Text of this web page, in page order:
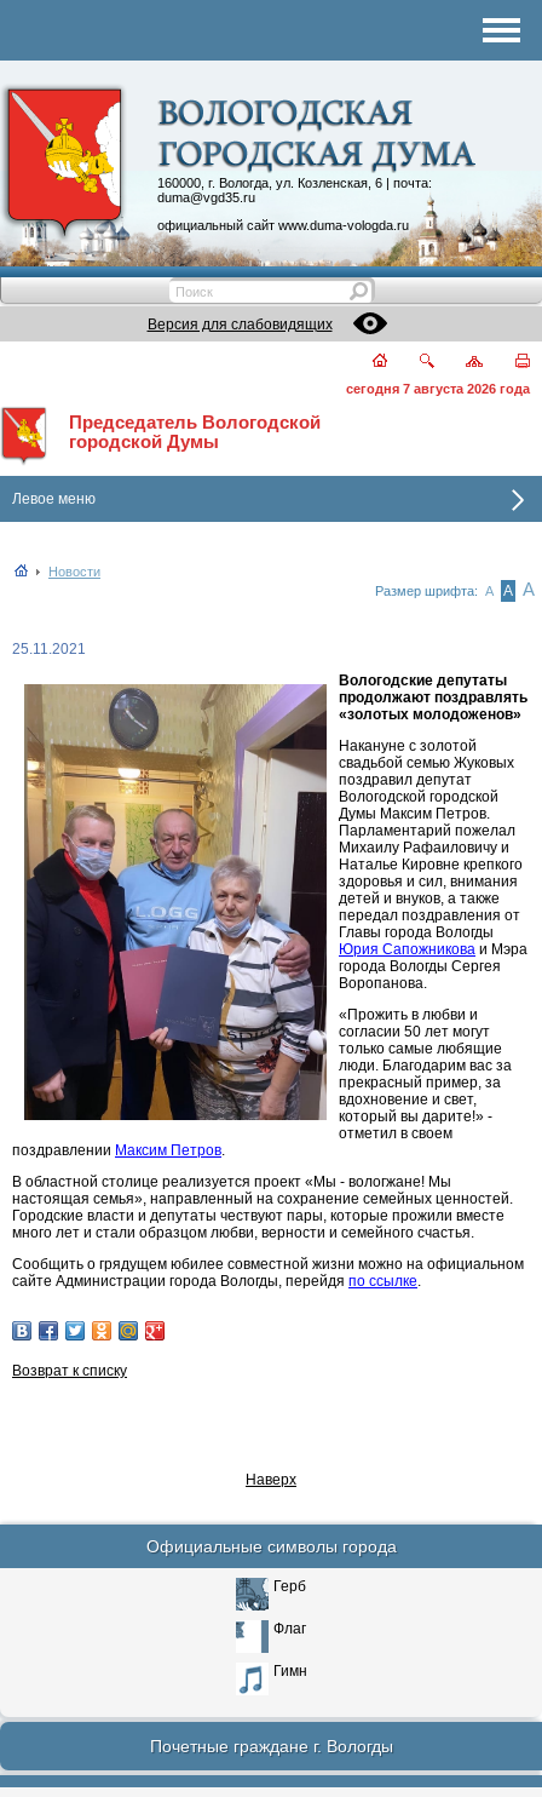
160000, г. Вологда, ул. Козленская, 6 | почта:
duma@vgd35.ru
официальный сайт www.duma-vologda.ru
Контакты
Депутатские объединения
Версия для слабовидящих
сегодня 7 августа 2026 года
Председатель Вологодской
городской Думы
Левое меню
Новости
Размер шрифта: А А А
25.11.2021
Вологодские депутаты
продолжают поздравлять
«золотых молодоженов»
Накануне с золотой
свадьбой семью Жуковых
поздравил депутат
Вологодской городской
Думы Максим Петров.
Парламентарий пожелал
Михаилу Рафаиловичу и
Наталье Кировне крепкого
здоровья и сил, внимания
детей и внуков, а также
передал поздравления от
Главы города Вологды
Юрия Сапожникова и Мэра
города Вологды Сергея
Воропанова.
«Прожить в любви и
согласии 50 лет могут
только самые любящие
люди. Благодарим вас за
прекрасный пример, за
вдохновение и свет,
который вы дарите!» -
отметил в своем
поздравлении Максим Петров.
В областной столице реализуется проект «Мы - вологжане! Мы
настоящая семья», направленный на сохранение семейных ценностей.
Городские власти и депутаты чествуют пары, которые прожили вместе
много лет и стали образцом любви, верности и семейного счастья.
Сообщить о грядущем юбилее совместной жизни можно на официальном
сайте Администрации города Вологды, перейдя по ссылке.
Возврат к списку
Наверх
Официальные символы города
Герб
Флаг
Гимн
Почетные граждане г. Вологды